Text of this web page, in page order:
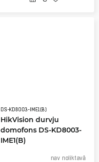
DS-KD8003-IME1(B)
HikVision durvju
domofons DS-KD8003-
IME1(B)
nav noliktavā